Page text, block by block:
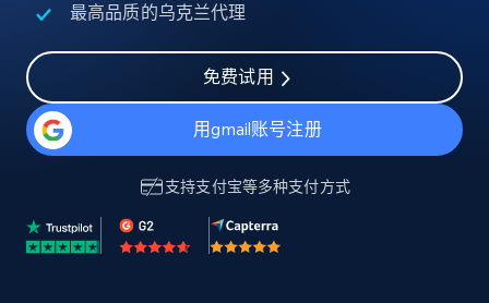
最高品质的乌克兰代理
免费试用
用gmail账号注册
支持支付宝等多种支付方式